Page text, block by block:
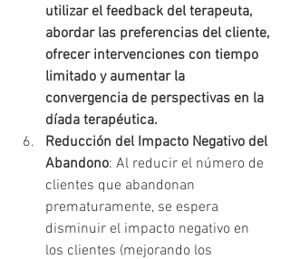
utilizar el feedback del terapeuta,
abordar las preferencias del cliente,
ofrecer intervenciones con tiempo
limitado y aumentar la
convergencia de perspectivas en la
díada terapéutica.
Reducción del Impacto Negativo del
Abandono: Al reducir el número de
clientes que abandonan
prematuramente, se espera
disminuir el impacto negativo en
los clientes (mejorando los